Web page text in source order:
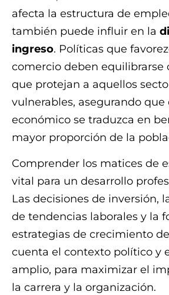
afecta la estructura de
también puede influir en la
ingreso. Políticas que
comercio deben equilibrarse
que protejan a aquellos
vulnerables, asegurando
económico se traduzca en
mayor proporción de la
Comprender los matices de
vital para un desarrollo
Las decisiones de inversión,
de tendencias laborales y la
estrategias de crecimiento
cuenta el contexto político y
amplio, para maximizar el
la carrera y la organización.